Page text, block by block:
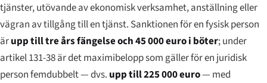
tjänster, utövande av ekonomisk verksamhet, anställning eller
vägran av tillgång till en tjänst. Sanktionen för en fysisk person
ärupp till tre års fängelse och 45 000 euro i böter; under
artikel 131-38 är det maximibelopp som gäller för en juridisk
person femdubbelt — dvs. upp till 225 000 euro— med